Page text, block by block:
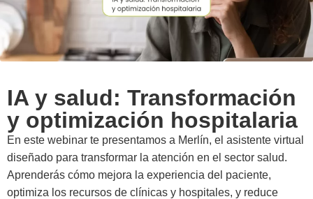
IA y salud: Transformación
y optimización hospitalaria
En este webinar te presentamos a Merlín, el asistente virtual
diseñado para transformar la atención en el sector salud.
Aprenderás cómo mejora la experiencia del paciente,
optimiza los recursos de clínicas y hospitales, y reduce